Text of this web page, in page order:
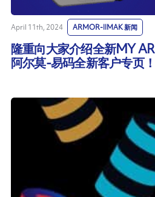
April 11th, 2024 ARMOR-IIMAK 新闻
隆重向大家介绍全新MY
阿尔莫-易码全新客户专页！